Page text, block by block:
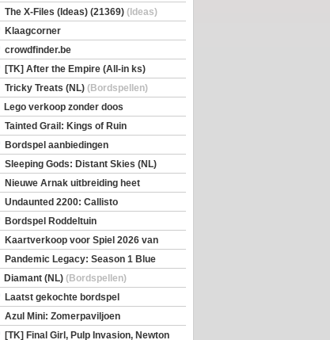
The X-Files (Ideas) (21369) (Ideas)
Klaagcorner
crowdfinder.be
[TK] After the Empire (All-in ks)
Tricky Treats (NL) (Bordspellen)
Lego verkoop zonder doos
Tainted Grail: Kings of Ruin
Encounters(Bordspellen)
Bordspel aanbiedingen
Sleeping Gods: Distant Skies (NL)
Nieuwe Arnak uitbreiding heet
Undaunted 2200: Callisto
Bordspel Roddeltuin
Kaartverkoop voor Spiel 2026 van
Pandemic Legacy: Season 1 Blue
Diamant (NL) (Bordspellen)
Laatst gekochte bordspel
Azul Mini: Zomerpaviljoen
[TK] Final Girl, Pulp Invasion, Newton